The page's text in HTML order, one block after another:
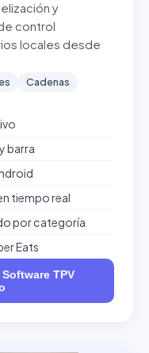
y
control
locales desde
Cadenas
barra
tiempo real
por categoría
Eats
TPV